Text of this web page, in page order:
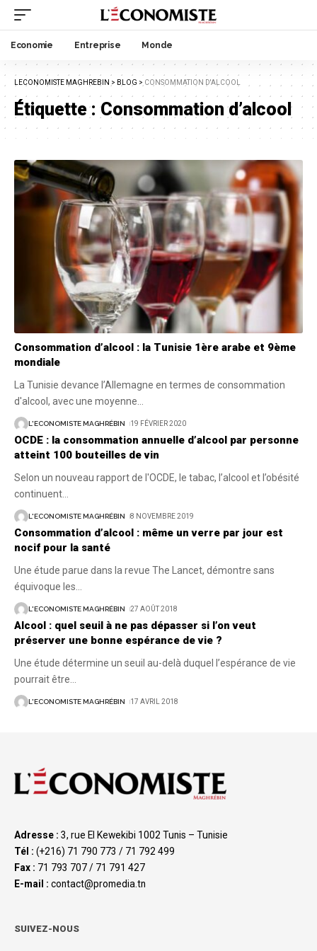
Economie Entreprise Monde
LECONOMISTE MAGHREBIN > BLOG > CONSOMMATION D'ALCOOL
Étiquette :Consommation d’alcool
Consommation d’alcool : la Tunisie 1ère arabe et 9ème
mondiale
La Tunisie devance l’Allemagne en termes de consommation
d'alcool, avec une moyenne
L'ECONOMISTE MAGHRÉBIN 19 FÉVRIER 2020
OCDE : la consommation annuelle d’alcool par personne
atteint 100 bouteilles de vin
Selon un nouveau rapport de l'OCDE, le tabac, l’alcool et l’obésité
continuent
L'ECONOMISTE MAGHRÉBIN 8 NOVEMBRE 2019
Consommation d’alcool : même un verre par jour est
nocif pour la santé
Une étude parue dans la revue The Lancet, démontre sans
équivoque les
L'ECONOMISTE MAGHRÉBIN 27 AOÛT 2018
Alcool : quel seuil à ne pas dépasser si l’on veut
préserver une bonne espérance de vie ?
Une étude détermine un seuil au-delà duquel l’espérance de vie
pourrait être
L'ECONOMISTE MAGHRÉBIN 17 AVRIL 2018
Adresse : 3, rue El Kewekibi 1002 Tunis – Tunisie
Tél : (+216) 71 790 773 / 71 792 499
Fax : 71 793 707 / 71 791 427
E-mail : contact@promedia.tn
SUIVEZ-NOUS